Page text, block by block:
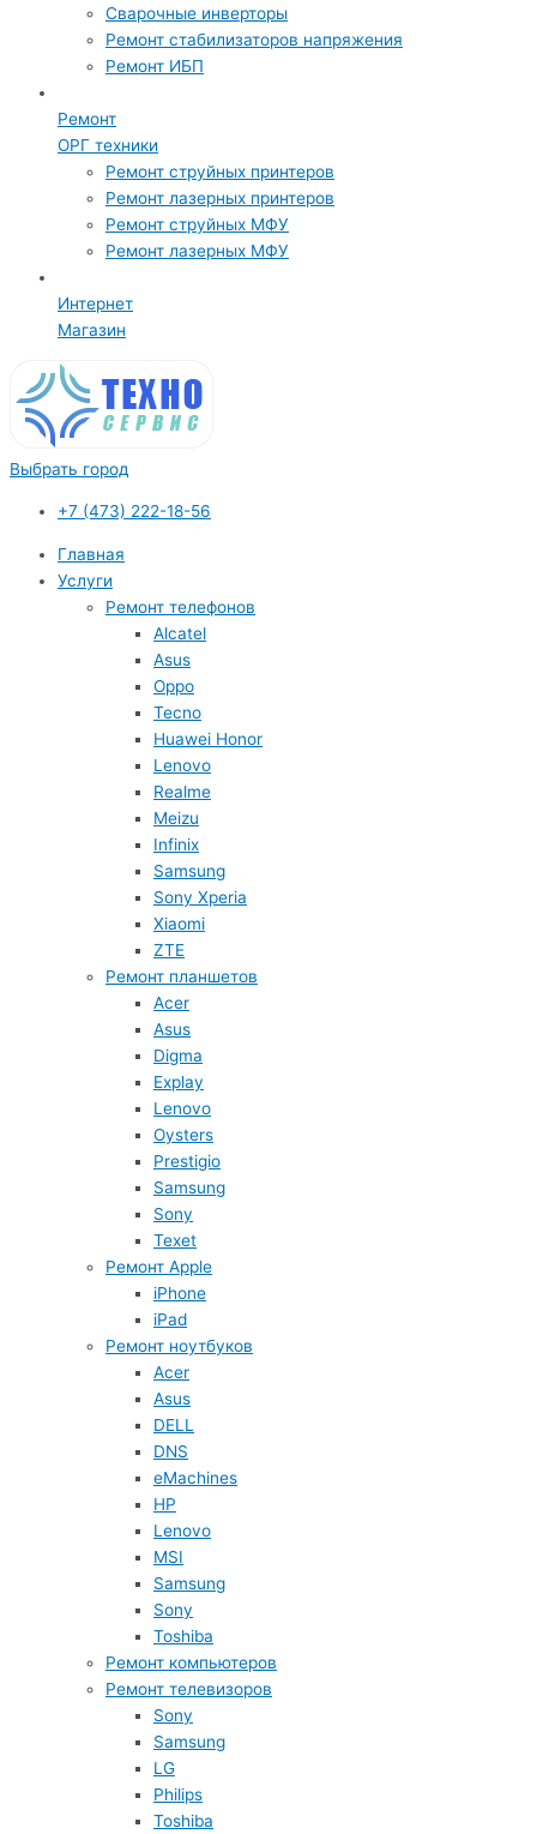
Сварочные инверторы
Ремонт стабилизаторов напряжения
Ремонт ИБП
Ремонт
ОРГ техники
Ремонт струйных принтеров
Ремонт лазерных принтеров
Ремонт струйных МФУ
Ремонт лазерных МФУ
Интернет
Магазин
Выбрать город
+7 (473) 222-18-56
Главная
Услуги
Ремонт телефонов
Alcatel
Asus
Oppo
Tecno
Huawei Honor
Lenovo
Realme
Meizu
Infinix
Samsung
Sony Xperia
Xiaomi
ZTE
Ремонт планшетов
Acer
Asus
Digma
Explay
Lenovo
Oysters
Prestigio
Samsung
Sony
Texet
Ремонт Apple
iPhone
iPad
Ремонт ноутбуков
Acer
Asus
DELL
DNS
eMachines
HP
Lenovo
MSI
Samsung
Sony
Toshiba
Ремонт компьютеров
Ремонт телевизоров
Sony
Samsung
LG
Philips
Toshiba